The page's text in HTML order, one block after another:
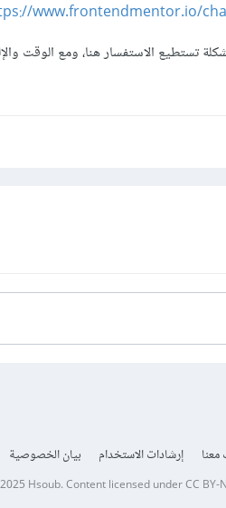
www.frontendmentor.io/
تستطيع الاستفسار هنا، ومع الوقت
إرشادات الاستخدام بيان الخصوصية
Hsoub.Content licensed underCC BY-